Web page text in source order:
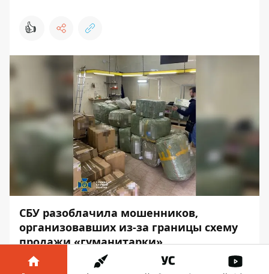
👍
СБУ разоблачила мошенников,
организовавших из-за границы схему
продажи «гуманитарки».
Группа молодых людей из